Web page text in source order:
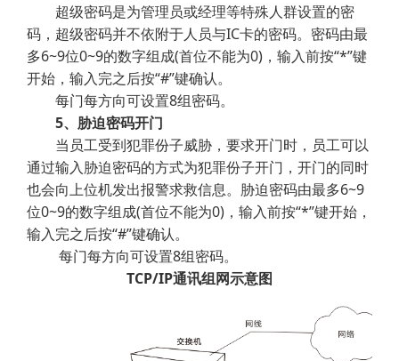
超级密码是为管理员或经理等特殊人群设置的密
码，超级密码并不依附于人员与IC卡的密码。密码由最
多6~9位0~9的数字组成(首位不能为0)，输入前按“*”键
开始，输入完之后按“#”键确认。
每门每方向可设置8组密码。
5、胁迫密码开门
当员工受到犯罪份子威胁，要求开门时，员工可以
通过输入胁迫密码的方式为犯罪份子开门，开门的同时
也会向上位机发出报警求救信息。胁迫密码由最多6~9
位0~9的数字组成(首位不能为0)，输入前按“*”键开始，
输入完之后按“#”键确认。
每门每方向可设置8组密码。
TCP/IP通讯组网示意图